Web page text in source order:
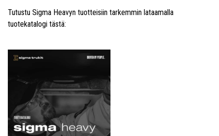
Tutustu Sigma Heavyn tuotteisiin tarkemmin lataamalla
tuotekatalogi tästä: